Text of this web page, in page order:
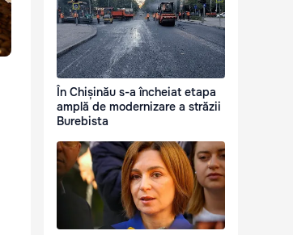
În Chișinău s-a încheiat etapa
amplă de modernizare a străzii
Burebista